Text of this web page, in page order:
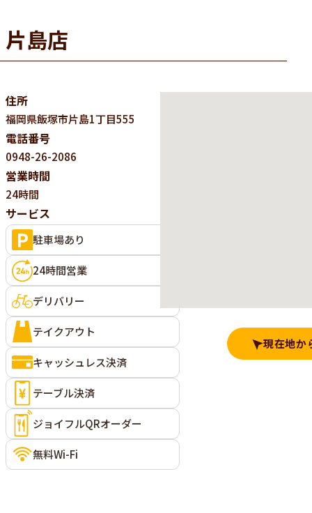
片島店
住所
福岡県飯塚市片島1丁目555
電話番号
0948-26-2086
営業時間
24時間
サービス
駐車場あり
24時間営業
デリバリー
テイクアウト
キャッシュレス決済
テーブル決済
ジョイフルQRオーダー
無料Wi-Fi
現在地か